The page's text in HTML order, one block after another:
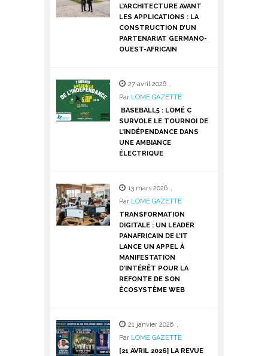
L’ARCHITECTURE AVANT
LES APPLICATIONS : LA
CONSTRUCTION D’UN
PARTENARIAT GERMANO-
OUEST-AFRICAIN
27 avril 2026 ,
Par LOME GAZETTE
BASEBALL5 : LOMÉ C
SURVOLE LE TOURNOI DE
L’INDÉPENDANCE DANS
UNE AMBIANCE
ÉLECTRIQUE
13 mars 2026 ,
Par LOME GAZETTE
TRANSFORMATION
DIGITALE : UN LEADER
PANAFRICAIN DE L’IT
LANCE UN APPEL À
MANIFESTATION
D’INTÉRÊT POUR LA
REFONTE DE SON
ÉCOSYSTÈME WEB
21 janvier 2026 ,
Par LOME GAZETTE
[21 AVRIL 2026] LA REVUE